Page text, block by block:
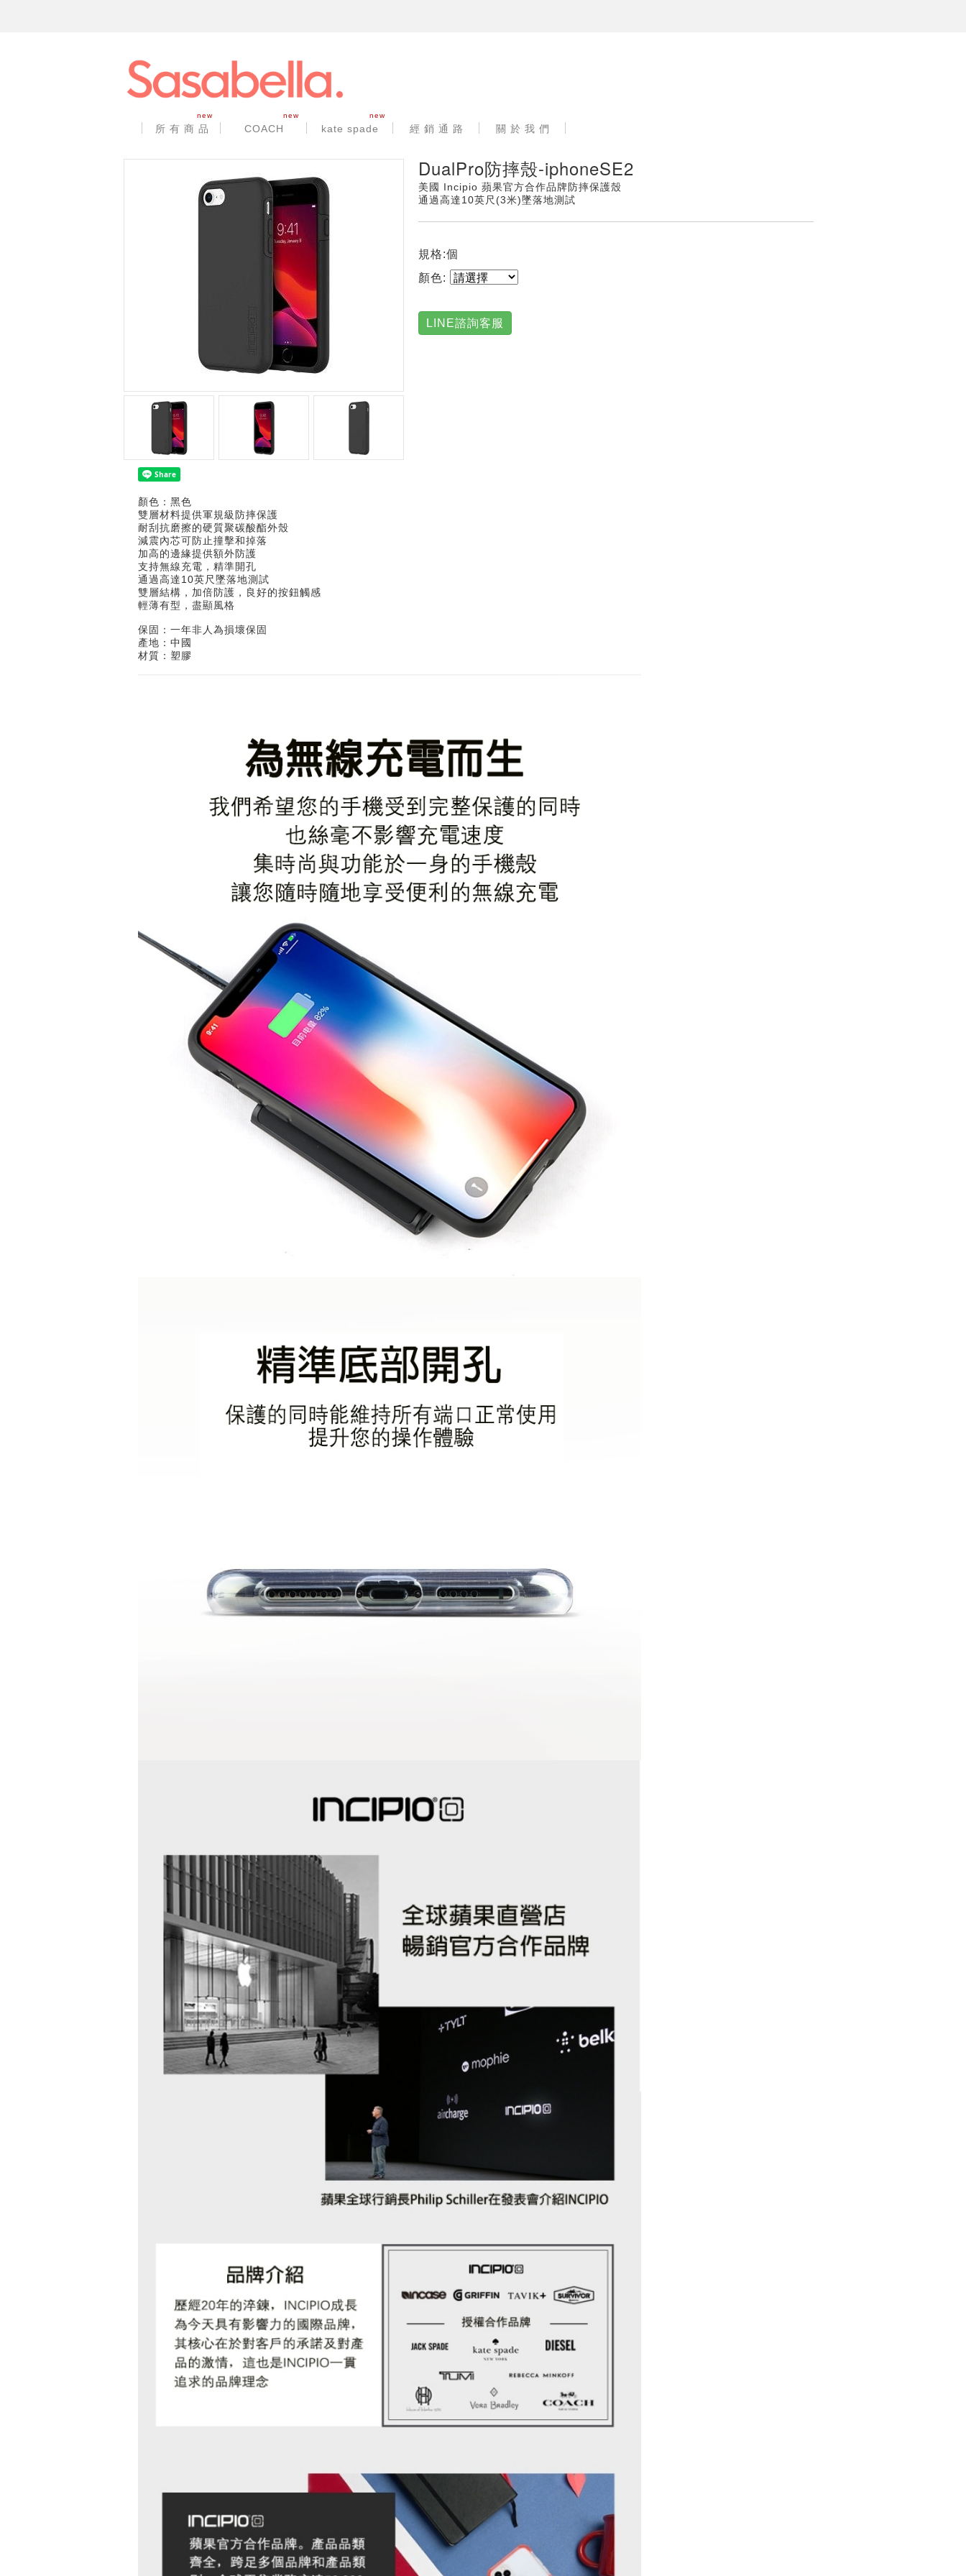
new
所 有 商 品
new
COACH
new
kate spade 經 銷 通 路 關 於 我 們
DualPro防摔殼-iphoneSE2
美國 Incipio 蘋果官方合作品牌防摔保護殼
通過高達10英尺(3米)墜落地測試
規格:個
顏色:
LINE諮詢客服
顏色：黑色
雙層材料提供軍規級防摔保護
耐刮抗磨擦的硬質聚碳酸酯外殼
減震內芯可防止撞擊和掉落
加高的邊緣提供額外防護
支持無線充電，精準開孔
通過高達10英尺墜落地測試
雙層結構，加倍防護，良好的按鈕觸感
輕薄有型，盡顯風格
保固：一年非人為損壞保固
產地：中國
材質：塑膠